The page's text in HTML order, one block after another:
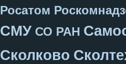
Росатом
СМУ СО РАН
Сколково